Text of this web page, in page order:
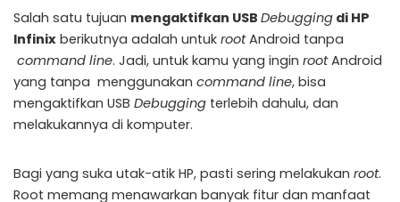
Salah satu tujuan mengaktifkan USB Debugging di HP
Infinix berikutnya adalah untuk rootAndroid tanpa
command line. Jadi, untuk kamu yang ingin rootAndroid
yang tanpa menggunakan command line, bisa
mengaktifkan USB Debugging terlebih dahulu, dan
melakukannya di komputer.
Bagi yang suka utak-atik HP, pasti sering melakukan root.
Root memang menawarkan banyak fitur dan manfaat